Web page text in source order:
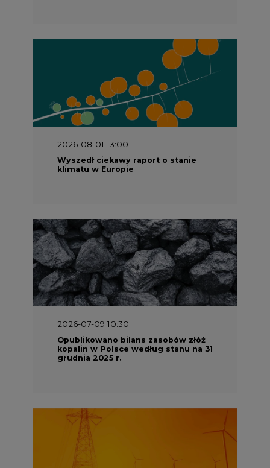
2026-08-01 13:00
Wyszedł ciekawy raport o stanie
klimatu w Europie
2026-07-09 10:30
Opublikowano bilans zasobów złóż
kopalin w Polsce według stanu na 31
grudnia 2025 r.